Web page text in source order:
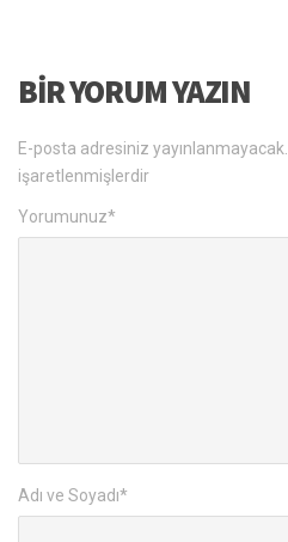
BIR YORUM YAZIN
E-posta adresiniz yayınlanmayacak.
işaretlenmişlerdir
Yorumunuz*
Adı ve Soyadı*